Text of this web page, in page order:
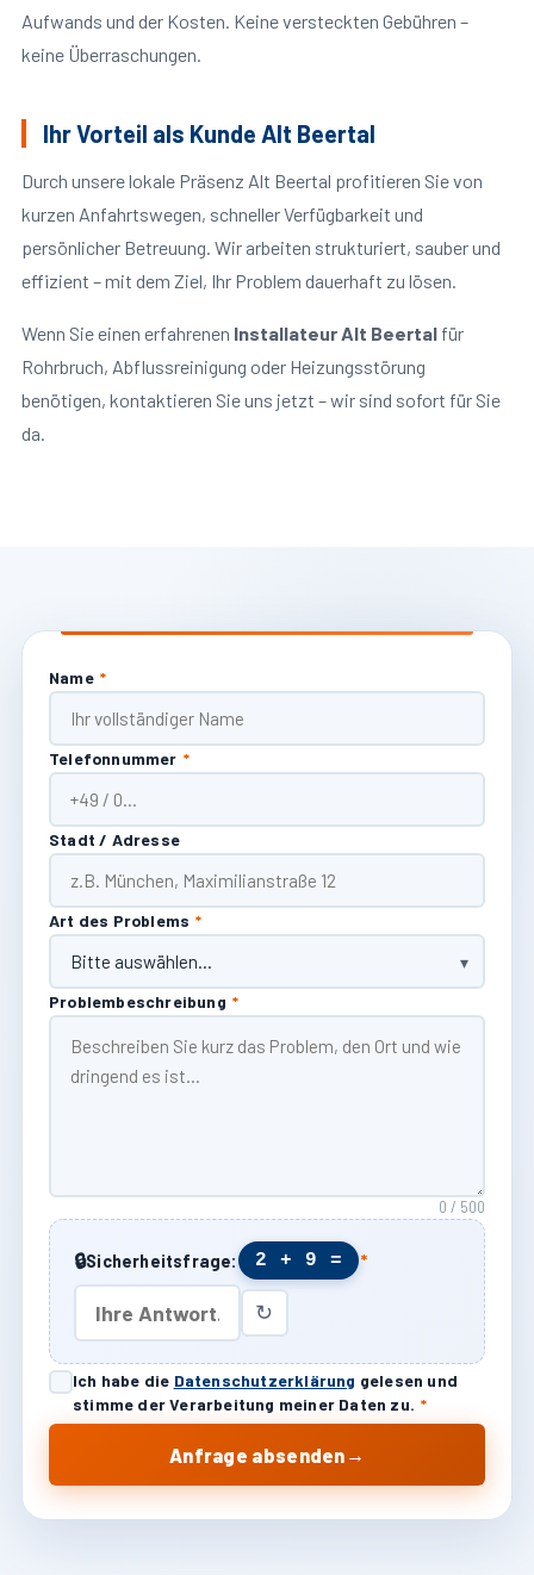
Aufwands und der Kosten. Keine versteckten Gebühren –
keine Überraschungen.
Ihr Vorteil als Kunde Alt Beertal
Durch unsere lokale Präsenz Alt Beertal profitieren Sie von
kurzen Anfahrtswegen, schneller Verfügbarkeit und
persönlicher Betreuung. Wir arbeiten strukturiert, sauber und
effizient – mit dem Ziel, Ihr Problem dauerhaft zu lösen.
Wenn Sie einen erfahrenen Installateur Alt Beertalfür
Rohrbruch, Abflussreinigung oder Heizungsstörung
benötigen, kontaktieren Sie uns jetzt – wir sind sofort für Sie
da.
Name *
Telefonnummer *
Stadt / Adresse
Art des Problems *
Problembeschreibung *
0 / 500
🔒Sicherheitsfrage: 2 + 9 = *
↻
Ich habe die Datenschutzerklärung gelesen und
stimme der Verarbeitung meiner Daten zu. *
Anfrage absenden →